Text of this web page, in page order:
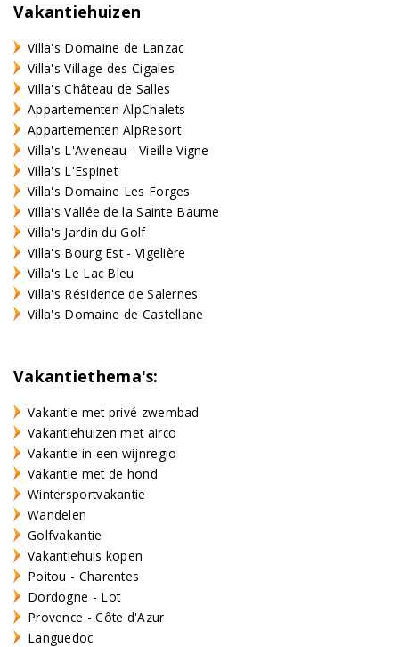
Vakantiehuizen
Villa's Domaine de Lanzac
Villa's Village des Cigales
Villa's Château de Salles
Appartementen AlpChalets
Appartementen AlpResort
Villa's L'Aveneau - Vieille Vigne
Villa's L'Espinet
Villa's Domaine Les Forges
Villa's Vallée de la Sainte Baume
Villa's Jardin du Golf
Villa's Bourg Est - Vigelière
Villa's Le Lac Bleu
Villa's Résidence de Salernes
Villa's Domaine de Castellane
Vakantiethema's:
Vakantie met privé zwembad
Vakantiehuizen met airco
Vakantie in een wijnregio
Vakantie met de hond
Wintersportvakantie
Wandelen
Golfvakantie
Vakantiehuis kopen
Poitou - Charentes
Dordogne - Lot
Provence - Côte d'Azur
Languedoc